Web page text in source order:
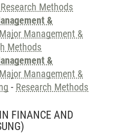
Research Methods
&
Major Management &
Methods
&
Major Management &
- Research Methods
FINANCE AND